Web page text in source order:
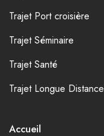
Trajet Port croisière
Trajet Séminaire
Trajet Santé
Trajet Longue Distance
Accueil